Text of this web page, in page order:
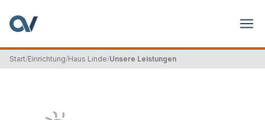
Start/Einrichtung/Haus Linde/Unsere Leistungen